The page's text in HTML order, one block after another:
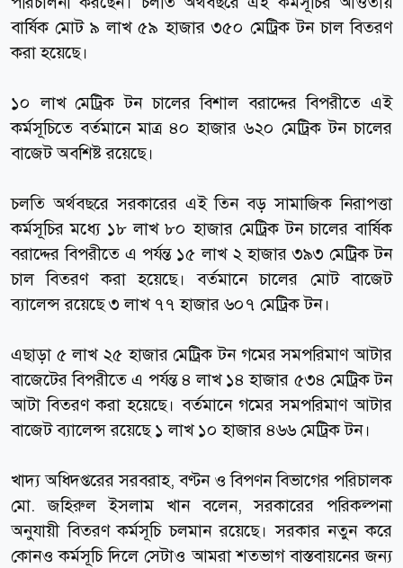
বার্ষিক মোট ৯ লাখ ৫৯ হাজার ৩৫০ মেট্রিক টন চাল বিতরণ
করা হয়েছে।
১০ লাখ মেট্রিক টন চালের বিশাল বরাদ্দের বিপরীতে এই
কর্মসূচিতে বর্তমানে মাত্র ৪০ হাজার ৬২০ মেট্রিক টন চালের
বাজেট অবশিষ্ট রয়েছে।
চলতি অর্থবছরে সরকারের এই তিন বড় সামাজিক নিরাপত্তা
কর্মসূচির মধ্যে ১৮ লাখ ৮০ হাজার মেট্রিক টন চালের বার্ষিক
বরাদ্দের বিপরীতে এ পর্যন্ত ১৫ লাখ ২ হাজার ৩৯৩ মেট্রিক টন
চাল বিতরণ করা হয়েছে। বর্তমানে চালের মোট বাজেট
ব্যালেন্স রয়েছে ৩ লাখ ৭৭ হাজার ৬০৭ মেট্রিক টন।
এছাড়া ৫ লাখ ২৫ হাজার মেট্রিক টন গমের সমপরিমাণ আটার
বাজেটের বিপরীতে এ পর্যন্ত ৪ লাখ ১৪ হাজার ৫৩৪ মেট্রিক টন
আটা বিতরণ করা হয়েছে। বর্তমানে গমের সমপরিমাণ আটার
বাজেট ব্যালেন্স রয়েছে ১ লাখ ১০ হাজার ৪৬৬ মেট্রিক টন।
খাদ্য অধিদপ্তরের সরবরাহ, বণ্টন ও বিপণন বিভাগের পরিচালক
মো. জহিরুল ইসলাম খান বলেন, সরকারের পরিকল্পনা
অনুযায়ী বিতরণ কর্মসূচি চলমান রয়েছে। সরকার নতুন করে
কোনও কর্মসূচি দিলে সেটাও আমরা শতভাগ বাস্তবায়নের জন্য